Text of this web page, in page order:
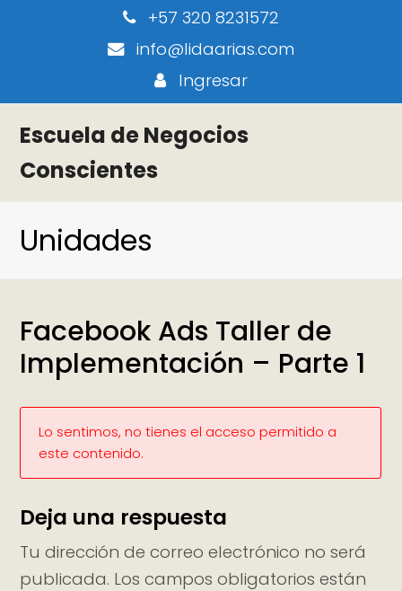
+57 320 8231572
info@lidaarias.com
Ingresar
Escuela de Negocios
Conscientes
Unidades
Facebook Ads Taller de
Implementación – Parte 1
Lo sentimos, no tienes el acceso permitido a
este contenido.
Deja una respuesta
Tu dirección de correo electrónico no será
publicada. Los campos obligatorios están